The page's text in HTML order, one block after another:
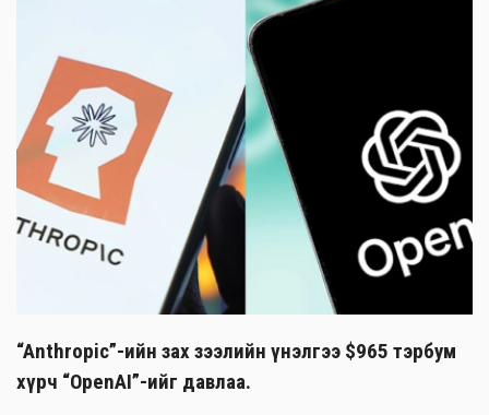
“Anthropic”-ийн зах зээлийн үнэлгээ $965 тэрбум
хүрч “OpenAI”-ийг давлаа.